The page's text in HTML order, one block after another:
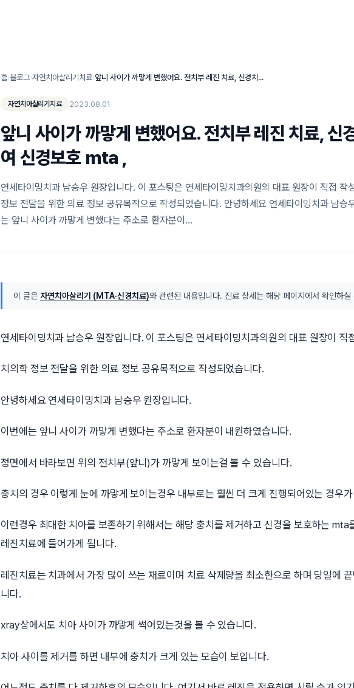
홈›블로그›자연치아살리기치료› 앞니 사이가 까맣게 변했어요. 전치부 레진 치료, 신경치료 피하여 신경보호 mta ,
자연치아살리기치료 2023.08.01
앞니 사이가 까맣게 변했어요. 전치부 레진 치료, 신
여 신경보호 mta ,
연세타이밍치과 남승우 원장입니다. 이 포스팅은 연세타이밍치과의원의 대표 원장이 직접 작
정보 전달을 위한 의료 정보 공유목적으로 작성되었습니다. 안녕하세요 연세타이밍치과 남승
는 앞니 사이가 까맣게 변했다는 주소로 환자분이…
이 글은 자연치아살리기 (MTA·신경치료)와 관련된 내용입니다. 진료 상세는 해당 페이지에서 확인하실
연세타이밍치과 남승우 원장입니다. 이 포스팅은 연세타이밍치과의원의 대표 원장이 직
치의학 정보 전달을 위한 의료 정보 공유목적으로 작성되었습니다.
안녕하세요 연세타이밍치과 남승우 원장입니다.
이번에는 앞니 사이가 까맣게 변했다는 주소로 환자분이 내원하였습니다. ​
정면에서 바라보면 위의 전치부(앞니)가 까맣게 보이는걸 볼 수 있습니다.
충치의 경우 이렇게 눈에 까맣게 보이는경우 내부로는 훨씬 더 크게 진행되어있는 경우
이런경우 최대한 치아를 보존하기 위해서는 해당 충치를 제거하고 신경을 보호하는 mta
레진치료에 들어가게 됩니다.
레진치료는 치과에서 가장 많이 쓰는 재료이며 치료 삭제량을 최소한으로 하며 당일에
니다.
xray상에서도 치아 사이가 까맣게 썩어있는것을 볼 수 있습니다.
치아 사이를 제거를 하면 내부에 충치가 크게 있는 모습이 보입니다.